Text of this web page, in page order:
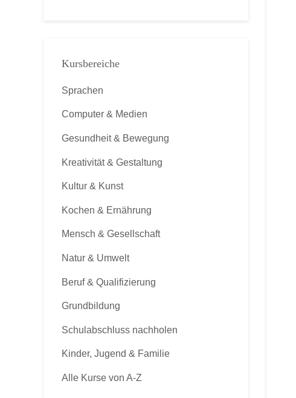
Kursbereiche
Sprachen
Computer & Medien
Gesundheit & Bewegung
Kreativität & Gestaltung
Kultur & Kunst
Kochen & Ernährung
Mensch & Gesellschaft
Natur & Umwelt
Beruf & Qualifizierung
Grundbildung
Schulabschluss nachholen
Kinder, Jugend & Familie
Alle Kurse von A-Z